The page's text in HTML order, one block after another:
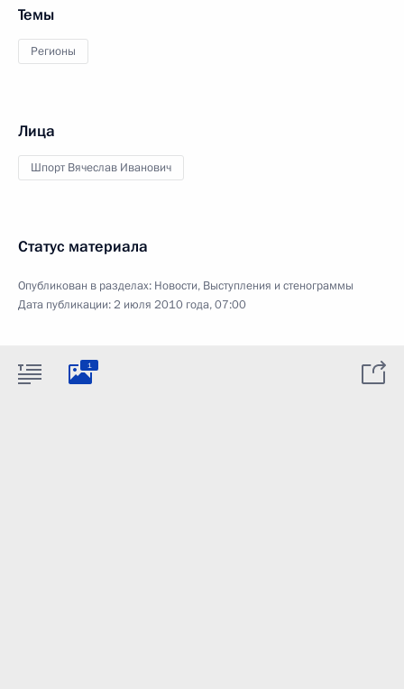
Темы
Регионы
Лица
Шпорт Вячеслав Иванович
Статус материала
Опубликован в разделах: Новости, Выступления и стенограммы
Дата публикации:2 июля 2010 года, 07:00
1